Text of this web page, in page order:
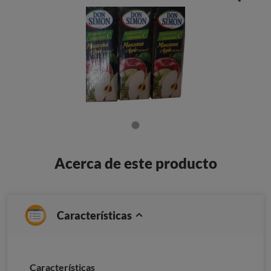
Acerca de este producto
Características
Características